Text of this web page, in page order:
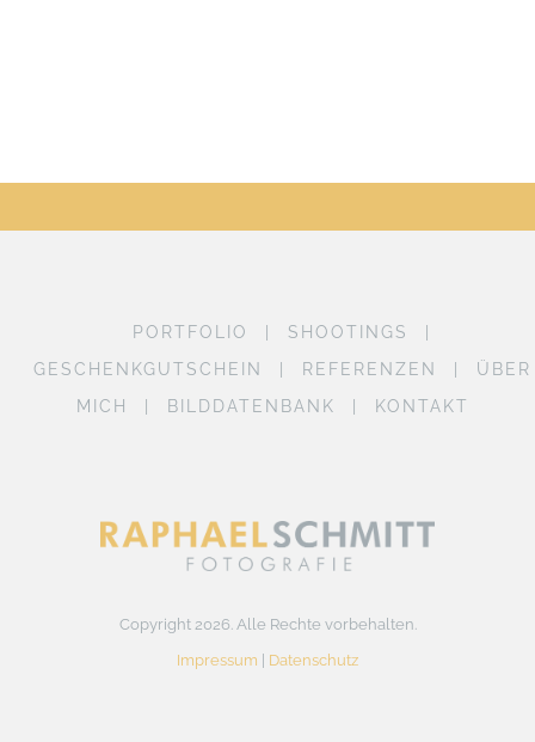
PORTFOLIO
SHOOTINGS
GESCHENKGUTSCHEIN
REFERENZEN
ÜBER
MICH
BILDDATENBANK KONTAKT
Copyright 2026. Alle Rechte vorbehalten.
Impressum
Datenschutz